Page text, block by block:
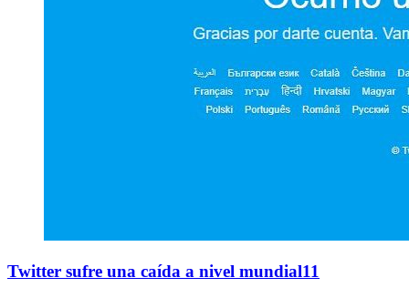
Twitter sufre una caída a nivel mundial11